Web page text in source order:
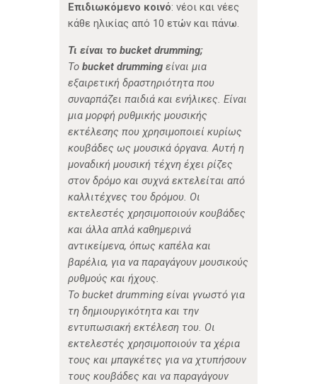
Επιδιωκόμενο κοινό: νέοι και νέες
κάθε ηλικίας από 10 ετών και πάνω.
Τι είναι το bucket drumming;
Το bucket drummingείναι μια
εξαιρετική δραστηριότητα που
συναρπάζει παιδιά και ενήλικες. Είναι
μια μορφή ρυθμικής μουσικής
εκτέλεσης που χρησιμοποιεί κυρίως
κουβάδες ως μουσικά όργανα. Αυτή η
μοναδική μουσική τέχνη έχει ρίζες
στον δρόμο και συχνά εκτελείται από
καλλιτέχνες του δρόμου. Οι
εκτελεστές χρησιμοποιούν κουβάδες
και άλλα απλά καθημερινά
αντικείμενα, όπως καπέλα και
βαρέλια, για να παραγάγουν μουσικούς
ρυθμούς και ήχους.
Το bucket drumming είναι γνωστό για
τη δημιουργικότητα και την
εντυπωσιακή εκτέλεση του. Οι
εκτελεστές χρησιμοποιούν τα χέρια
τους και μπαγκέτες για να χτυπήσουν
τους κουβάδες και να παραγάγουν